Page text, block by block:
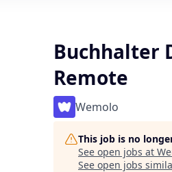
Buchhalter
Remote
Wemolo
This job is no
See open jobs at
See open jobs